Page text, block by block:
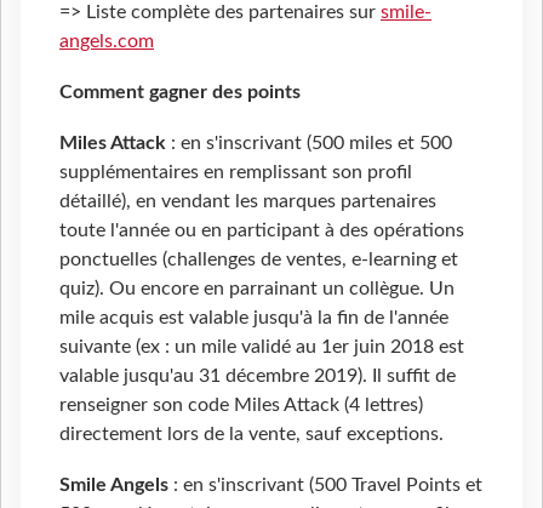
=> Liste complète des partenaires sur smile-
angels.com
Comment gagner des points
Miles Attack : en s'inscrivant (500 miles et 500
supplémentaires en remplissant son profil
détaillé), en vendant les marques partenaires
toute l'année ou en participant à des opérations
ponctuelles (challenges de ventes, e-learning et
quiz). Ou encore en parrainant un collègue. Un
mile acquis est valable jusqu'à la fin de l'année
suivante (ex : un mile validé au 1er juin 2018 est
valable jusqu'au 31 décembre 2019). Il suffit de
renseigner son code Miles Attack (4 lettres)
directement lors de la vente, sauf exceptions.
Smile Angels : en s'inscrivant (500 Travel Points et